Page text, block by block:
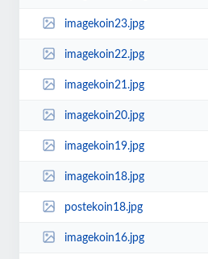
imagekoin23.jpg
imagekoin22.jpg
imagekoin21.jpg
imagekoin20.jpg
imagekoin19.jpg
imagekoin18.jpg
postekoin18.jpg
imagekoin16.jpg